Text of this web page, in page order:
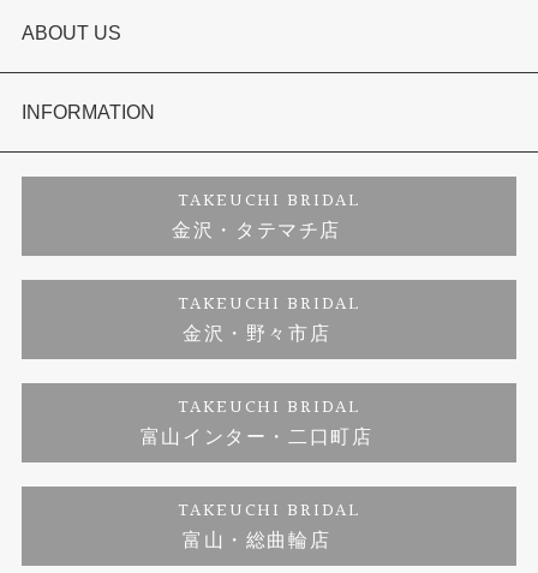
結婚指輪
セットリング
婚約ネックレス
ダイヤモンド
ジュエリーリフォーム
選ばれる理由まとめ
お客様の声
プロポーズサポート
ブランドリスト
福井指輪工房｜手作りペアリング
福井指輪工房｜手作り結婚指輪 and 婚約指輪
福井工房｜手作り婚約指輪プロポーズプラン
ABOUT US
会社概要
お客様の声
INFORMATION
プライバシーポリシー
TAKEUCHI BRIDAL
金沢・タテマチ店
TAKEUCHI BRIDAL
金沢・野々市店
TAKEUCHI BRIDAL
富山インター・二口町店
TAKEUCHI BRIDAL
富山・総曲輪店